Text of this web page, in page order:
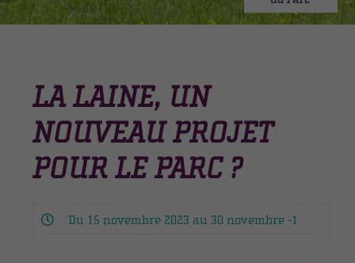
LA LAINE, UN
NOUVEAU PROJET
POUR LE PARC ?
Du 15 novembre 2023 au 30 novembre -1